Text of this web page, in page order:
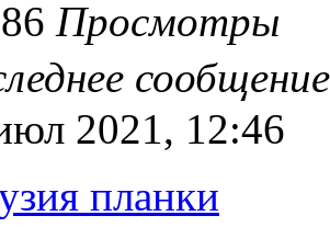
Просмотры
2021, 12:46
планки